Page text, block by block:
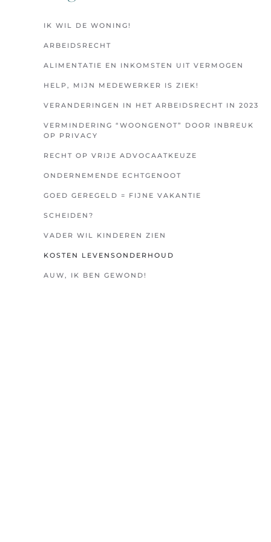
IK WIL DE WONING!
ARBEIDSRECHT
ALIMENTATIE EN INKOMSTEN UIT VERMOGEN
HELP, MIJN MEDEWERKER IS ZIEK!
VERANDERINGEN IN HET ARBEIDSRECHT IN 2023
VERMINDERING “WOONGENOT” DOOR INBREUK
OP PRIVACY
RECHT OP VRIJE ADVOCAATKEUZE
ONDERNEMENDE ECHTGENOOT
GOED GEREGELD = FIJNE VAKANTIE
SCHEIDEN?
VADER WIL KINDEREN ZIEN
KOSTEN LEVENSONDERHOUD
AUW, IK BEN GEWOND!